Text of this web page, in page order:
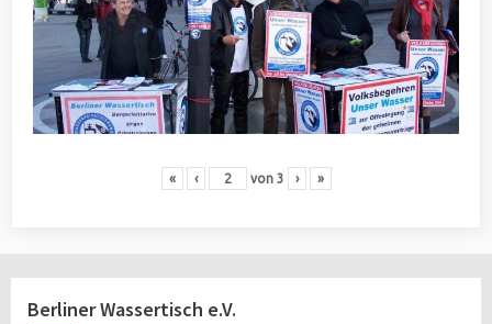
« ‹ von 3 › »
Berliner Wassertisch e.V.